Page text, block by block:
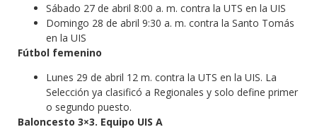
Sábado 27 de abril 8:00 a. m. contra la UTS en la UIS
Domingo 28 de abril 9:30 a. m. contra la Santo Tomás
en la UIS
Fútbol femenino
Lunes 29 de abril 12 m. contra la UTS en la UIS. La
Selección ya clasificó a Regionales y solo define primer
o segundo puesto.
Baloncesto 3×3. Equipo UIS A